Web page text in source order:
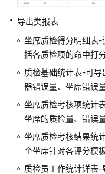
导出类报表
坐席质检得分明细表-
括各质检项的命中打分
质检基础统计表-可
器错误量、坐席错误
坐席质检考核项统计
坐席的质检量、错误
坐席质检考核结果统
个坐席针对各评分模
质检员工作统计详表